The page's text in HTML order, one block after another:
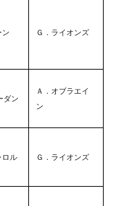
ン Ｇ．ライオンズ
ダン
Ａ．オブラエイ
ン
ロル Ｇ．ライオンズ